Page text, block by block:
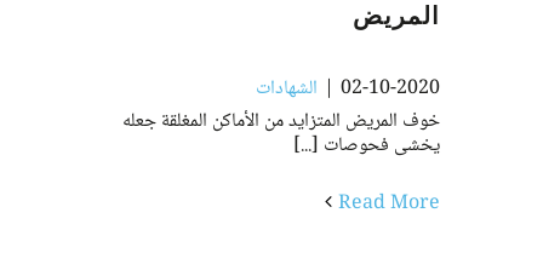
المريض
02-10-2020
| الشهادات
خوف المريض المتزايد من الأماكن المغلقة جعله
يخشى فحوصات [...]
Read More